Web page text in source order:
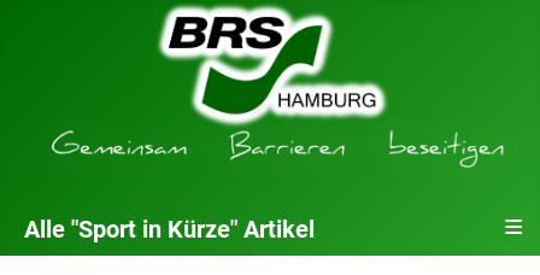
Alle "Sport in Kürze" Artikel ≡